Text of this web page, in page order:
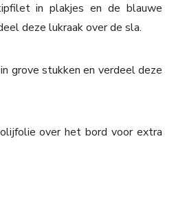
in plakjes en de blauwe
deze lukraak over de sla.
grove stukken en verdeel deze
over het bord voor extra